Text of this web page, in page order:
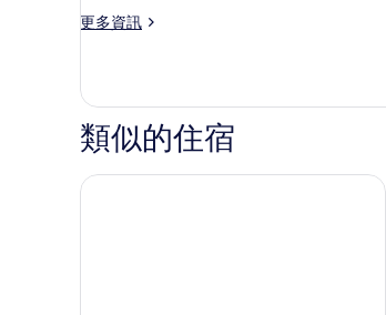
景
所
有
相
片
更多資訊
更
雙
人
房,
海
景
類似的住宿
下龍灣Vinpearl度假村及水療中心